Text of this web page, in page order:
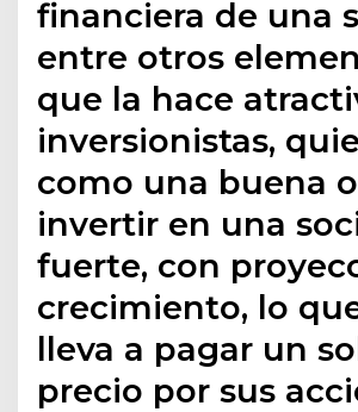
financiera de una
entre otros
que la hace
inversionistas,
como una buena
invertir en una
fuerte, con
crecimiento, lo
lleva a pagar un
precio por sus